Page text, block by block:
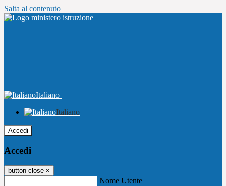
Salta al contenuto
Italiano
Italiano
Accedi
Accedi
button close ×
Nome Utente